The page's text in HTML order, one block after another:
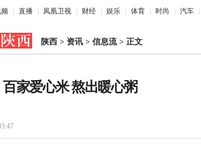
直播 凤凰卫视 财经 娱乐 体育 时尚 汽车
陕西 > 资讯 > 信息流> 正文
百家爱心米 熬出暖心粥